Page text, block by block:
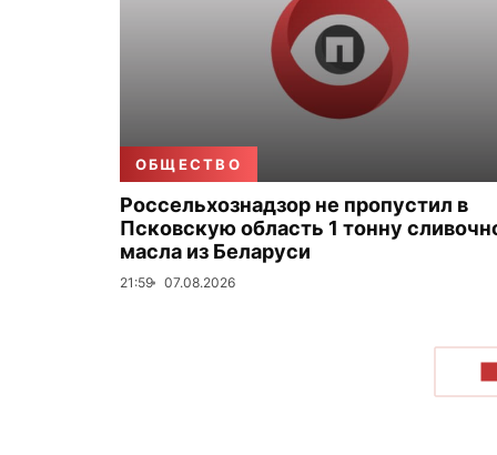
ОБЩЕСТВО
Россельхознадзор не пропустил в
Псковскую область 1 тонну
масла из Беларуси
21:59 07.08.2026